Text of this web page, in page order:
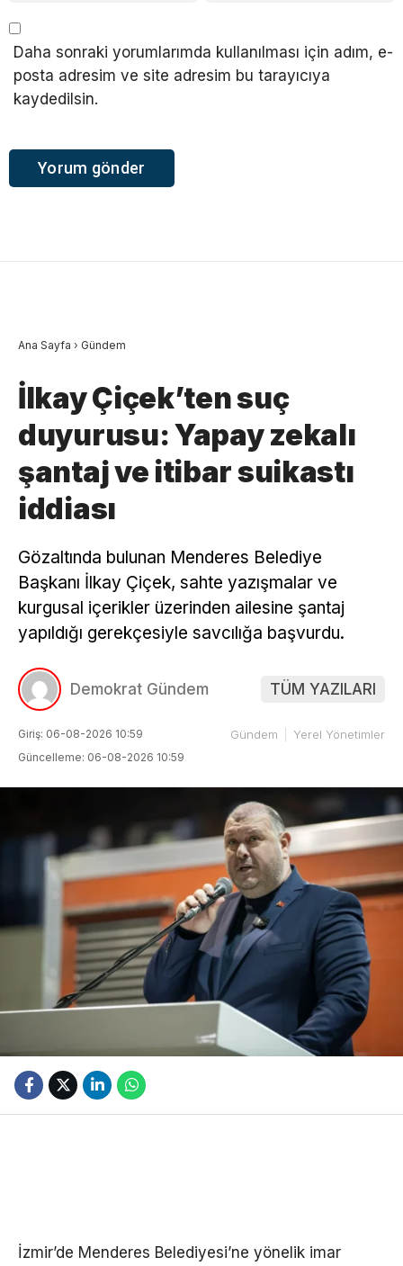
Daha sonraki yorumlarımda kullanılması için adım, e-
posta adresim ve site adresim bu tarayıcıya
kaydedilsin.
Ana Sayfa › Gündem
İlkay Çiçek’ten suç
duyurusu: Yapay zekalı
şantaj ve itibar suikastı
iddiası
Gözaltında bulunan Menderes Belediye
Başkanı İlkay Çiçek, sahte yazışmalar ve
kurgusal içerikler üzerinden ailesine şantaj
yapıldığı gerekçesiyle savcılığa başvurdu.
Demokrat Gündem TÜM YAZILARI
Giriş: 06-08-2026 10:59
Güncelleme: 06-08-2026 10:59
Gündem Yerel Yönetimler
İzmir’de Menderes Belediyesi’ne yönelik imar